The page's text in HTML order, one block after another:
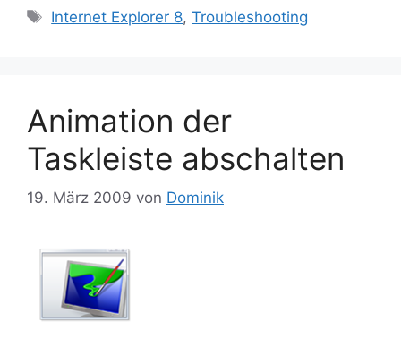
Schlagwörter
Internet Explorer 8,Troubleshooting
Animation der
Taskleiste abschalten
19. März 2009 von Dominik